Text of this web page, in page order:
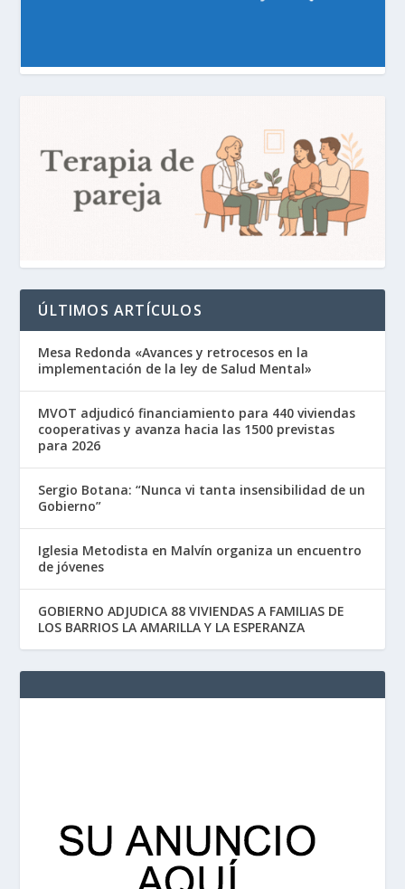
ÚLTIMOS ARTÍCULOS
Mesa Redonda «Avances y retrocesos en la
implementación de la ley de Salud Mental»
MVOT adjudicó financiamiento para 440 viviendas
cooperativas y avanza hacia las 1500 previstas
para 2026
Sergio Botana: “Nunca vi tanta insensibilidad de un
Gobierno”
Iglesia Metodista en Malvín organiza un encuentro
de jóvenes
GOBIERNO ADJUDICA 88 VIVIENDAS A FAMILIAS DE
LOS BARRIOS LA AMARILLA Y LA ESPERANZA